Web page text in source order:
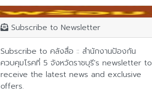
Subscribe to Newsletter
Subscribe to คลังสื่อ :: สำนักงานป้องกัน
ควบคุมโรคที่ 5 จังหวัดราชบุรี's newsletter to
receive the latest news and exclusive
offers.